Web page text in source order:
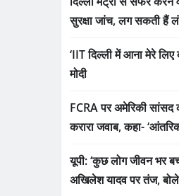
सुरक्षा जांच, लग सकती हैं
‘IIT दिल्ली में आना मेरे लिए
मोदी
FCRA पर अमेरिकी सांसद
करारा जवाब, कहा-
यूपी: ‘कुछ लोग जीवन भर
अखिलेश यादव पर तंज,